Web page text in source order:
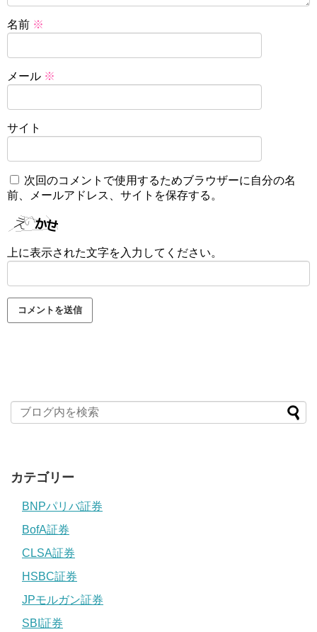
名前 ※
メール ※
サイト
次回のコメントで使用するためブラウザーに自分の名
前、メールアドレス、サイトを保存する。
上に表示された文字を入力してください。
カテゴリー
BNPパリバ証券
BofA証券
CLSA証券
HSBC証券
JPモルガン証券
SBI証券